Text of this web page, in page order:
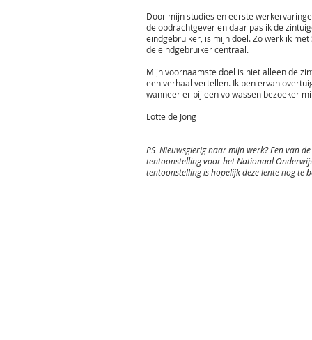
Door mijn studies en eerste
de opdrachtgever en daar pas ik de
eindgebruiker, is mijn doel. Zo werk ik
de eindgebruiker centraal.
Mijn voornaamste doel is niet alleen de
een verhaal vertellen. Ik ben ervan
wanneer er bij een volwassen bezoeker
Lotte de Jong
PS Nieuwsgierig naar mijn werk? Een van
tentoonstelling voor het Nationaal
tentoonstelling is hopelijk deze lente nog te